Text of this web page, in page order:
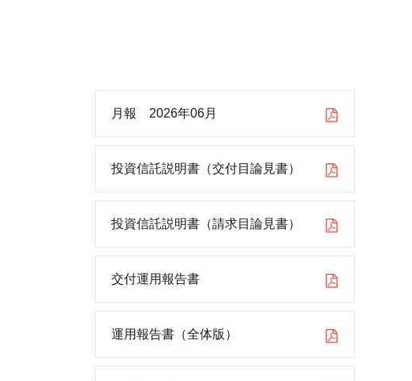
月報 2026年06月
投資信託説明書（交付目論見書）
投資信託説明書（請求目論見書）
交付運用報告書
運用報告書（全体版）